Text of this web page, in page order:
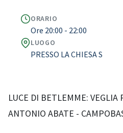
ORARIO
Ore 20:00 - 22:00
LUOGO
PRESSO LA CHIESA S
LUCE DI BETLEMME: VEGLIA
ANTONIO ABATE -